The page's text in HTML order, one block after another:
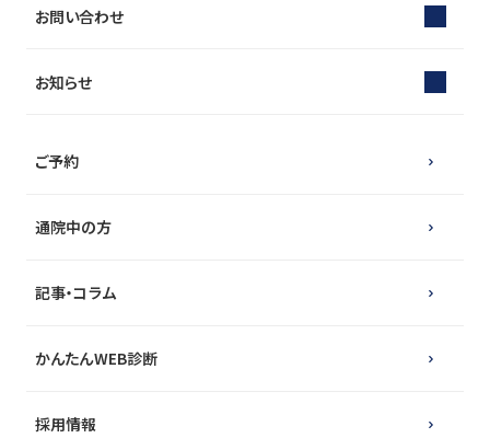
お問い合わせ
お知らせ
通院中の方
ご予約
記事・コラム
かんたんWEB診断
採用情報